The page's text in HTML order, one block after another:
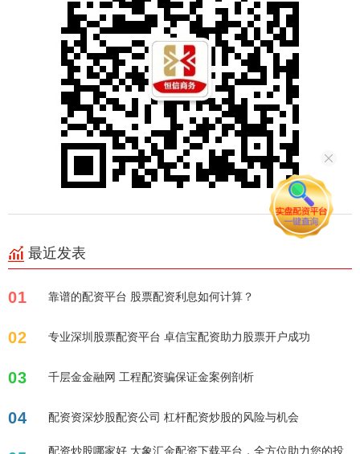
最近发表
01 靠谱的配资平台 股票配资利息如何计算？
02 专业深圳股票配资平台 卓信宝配资助力股票开户成功
03 千层金金融网 工程配资骗保证金案例剖析
04 配资资深炒股配资公司 杠杆配资炒股的风险与机会
配资炒股哪家好 大象汇金配资下载平台，全方位助力您的投